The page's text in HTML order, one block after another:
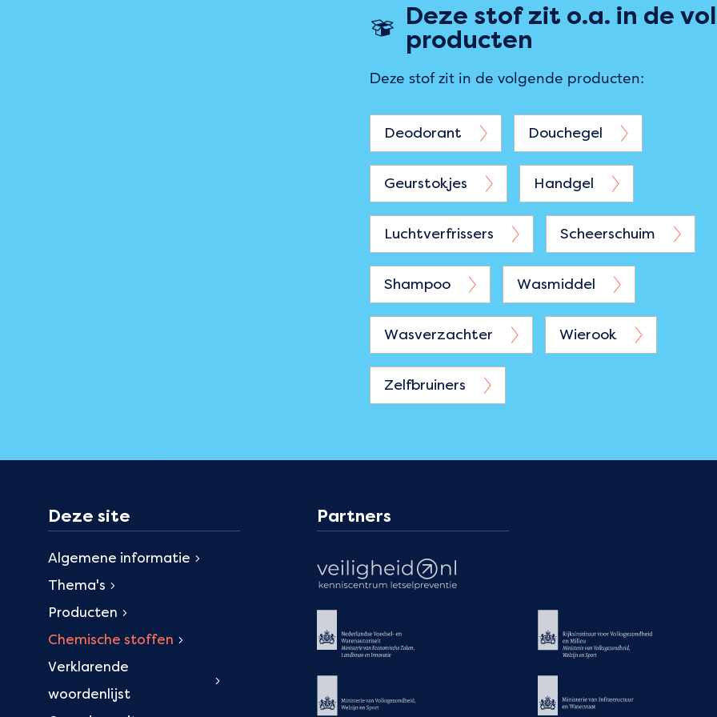
Deze stof zit o.a. in de
producten
Deze stof zit in de volgende producten:
Deodorant Douchegel
Geurstokjes Handgel
Luchtverfrissers Scheerschuim
Shampoo Wasmiddel
Wasverzachter Wierook
Zelfbruiners
Deze site
Algemene informatie
Thema's
Producten
Chemische stoffen
Verklarende
woordenlijst
Partners